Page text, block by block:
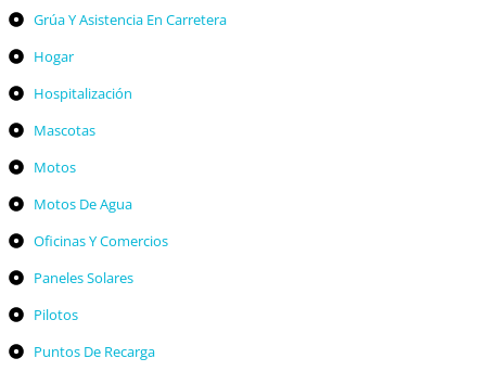
Grúa Y Asistencia En Carretera
Hogar
Hospitalización
Mascotas
Motos
Motos De Agua
Oficinas Y Comercios
Paneles Solares
Pilotos
Puntos De Recarga